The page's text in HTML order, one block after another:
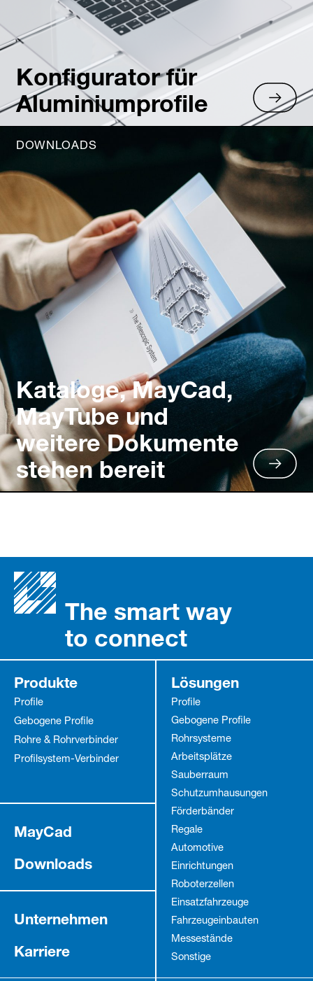
Konfigurator für
Aluminiumprofile
DOWNLOADS
Kataloge, MayCad,
MayTube und
weitere Dokumente
stehen bereit
The smart way
to connect
Produkte
Profile
Gebogene Profile
Rohre & Rohrverbinder
Profilsystem-Verbinder
Lösungen
Profile
Gebogene Profile
Rohrsysteme
Arbeitsplätze
Sauberraum
Schutz­umhausungen
Förderbänder
Regale
Automotive
Einrichtungen
Roboterzellen
Einsatzfahrzeuge
Fahrzeug­einbauten
Messestände
Sonstige
MayCad
Downloads
Unternehmen
Karriere